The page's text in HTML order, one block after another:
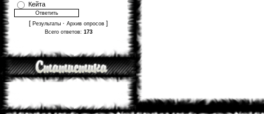
Кейта
[ Результаты · Архив опросов ]
Всего ответов: 173